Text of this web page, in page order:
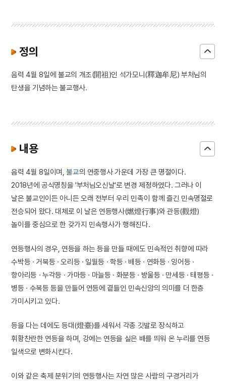
정의
음력 4월 8일에 불교의 개조(開祖)인 석가모니(釋迦牟尼) 부처님의
탄생을 기념하는 불교행사.
내용
음력 4월 8일이며,불교의 연중행사 가운데 가장 큰 명절이다.
2018년에 공식명칭을 '부처님오신날'로 변경 제정하였다. 그러나 이
날은 불교인이든 아니든 오래 전부터 우리 민족이 함께 즐긴 민속명절로
전승되어 왔다. 대체로 이 날은 연등행사(燃燈行事)와 관등(觀燈)
놀이를 중심으로 한 갖가지 민속행사가 행해진다.
연등행사의 경우, 연등을 하는 등을 만들 때에도 민속적인 취향에 따라
수박등 · 거북등 · 오리등 · 일월등 · 학등 · 배등 · 연화등 · 잉어등 ·
항아리등 · 누각등 · 가마등 · 마늘등 · 화분등 · 방울등 · 만세등 · 태평등 ·
병등 · 수복등 등을 만들어 연등에 곁들인 민속신앙의 의미를 더 한층
가미시키고 있다.
등을 다는 데에도 등대(燈臺)를 세워서 각종 깃발로 장식하고
휘황찬란한 연등을 하며, 강에는 연등을 실은 배를 띄워 온 누리를 연등
일색으로 변화시킨다.
이와 같은 축제 분위기의 연등행사는 자연 많은 사람의 구경거리가